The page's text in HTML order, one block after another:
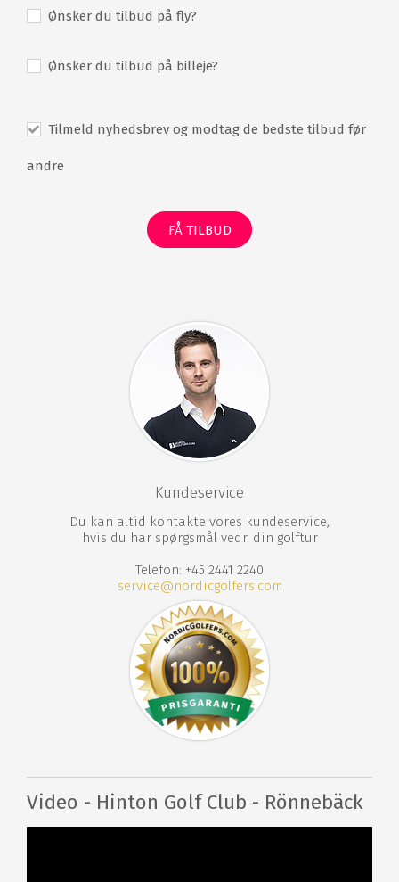
Par 72
5526 meter fra tee 55
3994 meter fra tee 40
Arkitekt: Bengt Lorichs
4324 meter fra tee 43
Hinton Golf Club Rönnebäck faciliteter:
18 hullers golfbane
Driving range
Restaurant
campingvogn/autocamper
Ønsker du tilbud på fly?
Ønsker du tilbud på billeje?
Tilmeld nyhedsbrev og modtag de bedste tilbud før
andre
FÅ TILBUD
Kundeservice
Du kan altid kontakte vores kundeservice,
hvis du har spørgsmål vedr. din golftur
Telefon: +45 2441 2240
service@nordicgolfers.com
Video - Hinton Golf Club - Rönnebäck